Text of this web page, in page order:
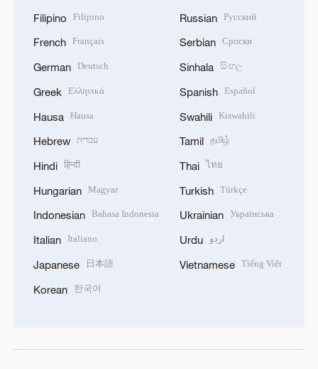
Filipino Filipino
French Français
German Deutsch
Greek Ελληνικά
Hausa Hausa
Hebrew עברית
Hindi हिन्दी
Hungarian Magyar
Indonesian Bahasa Indonesia
Italian Italiano
Japanese 日本語
Korean 한국어
Russian Русский
Serbian Српски
Sinhala සිංහල
Spanish Español
Swahili Kiswahili
Tamil தமிழ்
Thai ไทย
Turkish Türkçe
Ukrainian Українська
Urdu اردو
Vietnamese Tiếng Việt